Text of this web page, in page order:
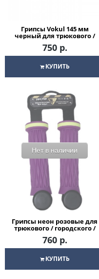
Грипсы Vokul 145 мм
черный для трюкового /
городского / детского
самоката
750 р.
КУПИТЬ
Нет в наличии
Грипсы неон розовые для
трюкового / городского /
детского самоката
760 р.
КУПИТЬ